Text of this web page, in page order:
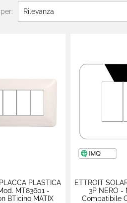
Rilevanza
PLASTICA
MT83601 -
BTicino MATIX
ETTROIT
3P NERO -
Compatibile